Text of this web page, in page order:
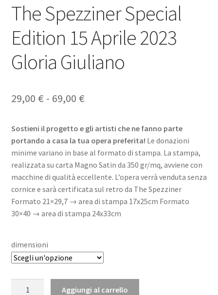
The Spezziner Special
Edition 15 Aprile 2023
Gloria Giuliano
29,00 € - 69,00 €Fascia
prezzo:
da
29,00 €
a
69,00 €
Sostieni il progetto e gli artisti che ne fanno parte
portando a casa la tua opera preferita! Le donazioni
minime variano in base al formato di stampa. La stampa,
realizzata su carta Magno Satin da 350 gr/mq, avviene con
macchine di qualità eccellente. L’opera verrà venduta senza
cornice e sarà certificata sul retro da The Spezziner
Formato 21×29,7 → area di stampa 17x25cm Formato
30×40 → area di stampa 24x33cm
dimensioni
Aggiungi al carrello